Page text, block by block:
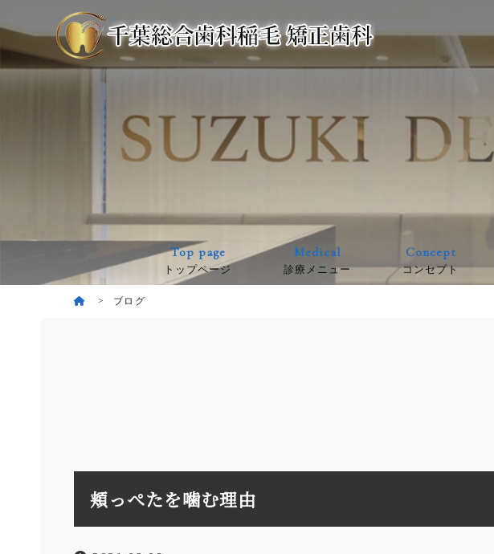
Top page
トップページ
Medical
診療メニュー
Concept
コンセプト
ブログ
頬っぺたを噛む理由